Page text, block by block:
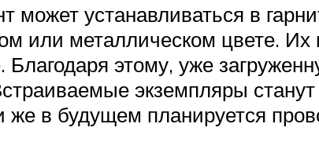
устанавливаться в
или металлическом цвете.
этому, уже
экземпляры
же в будущем планируется